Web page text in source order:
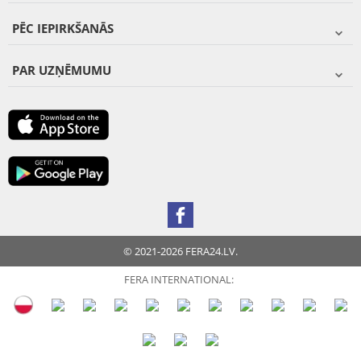
PĒC IEPIRKŠANĀS
PAR UZŅĒMUMU
© 2021-2026 FERA24.LV.
FERA INTERNATIONAL: